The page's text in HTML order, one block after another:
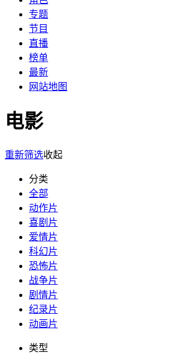
专题
节目
直播
榜单
最新
网站地图
电影
重新筛选收起
分类
全部
动作片
喜剧片
爱情片
科幻片
恐怖片
战争片
剧情片
纪录片
动画片
类型